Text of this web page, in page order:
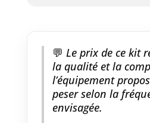
OUTILS
résister aux
des chantiers,
performances
COMPATIBLE AVEC
💬 Le prix de ce kit
la qualité et la
l’équipement
peser selon la
envisagée.